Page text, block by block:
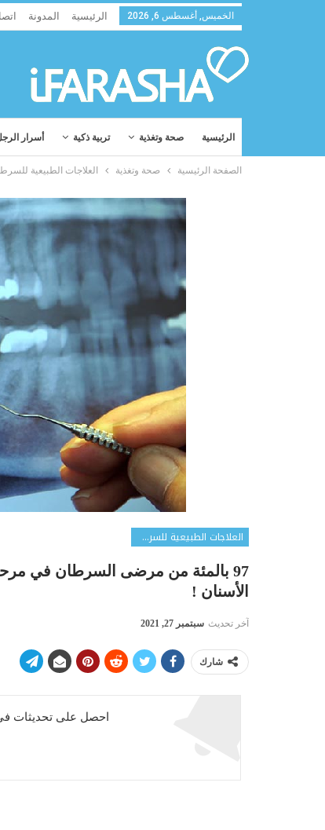
الخميس, أغسطس 6, 2026 الرئيسية المدونة
الرئيسية صحة وتغذية تربية ذكية أسرار
الصفحة الرئيسية صحة وتغذية العلاجات الطبيعية
العلاجات الطبيعية للسرطان
97 بالمئة من مرضى السرطان في
الأسنان !
آخر تحديث سبتمبر 27, 2021
شارك
احصل على تحديثات